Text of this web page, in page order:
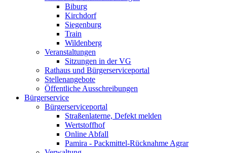
Biburg
Kirchdorf
Siegenburg
Train
Wildenberg
Veranstaltungen
Sitzungen in der VG
Rathaus und Bürgerserviceportal
Stellenangebote
Öffentliche Ausschreibungen
Bürgerservice
Bürgerserviceportal
Straßenlaterne, Defekt melden
Wertstoffhof
Online Abfall
Pamira - Packmittel-Rücknahme Agrar